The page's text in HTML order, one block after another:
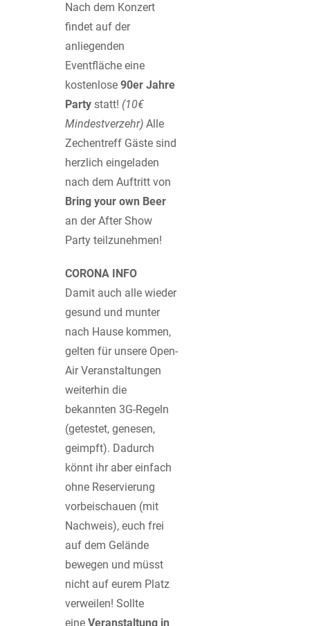
Nach dem Konzert
findet auf der
anliegenden
Eventfläche eine
kostenlose 90er Jahre
Party statt! (10€
Mindestverzehr) Alle
Zechentreff Gäste sind
herzlich eingeladen
nach dem Auftritt von
Bring your own Beer
an der After Show
Party teilzunehmen!
CORONA INFO
Damit auch alle wieder
gesund und munter
nach Hause kommen,
gelten für unsere Open-
Air Veranstaltungen
weiterhin die
bekannten 3G-Regeln
(getestet, genesen,
geimpft). Dadurch
könnt ihr aber einfach
ohne Reservierung
vorbeischauen (mit
Nachweis), euch frei
auf dem Gelände
bewegen und müsst
nicht auf eurem Platz
verweilen! Sollte
eine Veranstaltung in